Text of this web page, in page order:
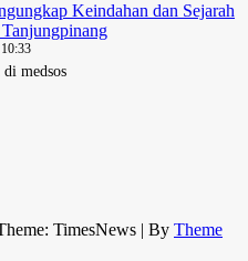
Keindahan dan Sejarah
medsos
TimesNews | By Theme